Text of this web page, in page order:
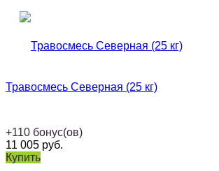
Травосмесь Северная (25 кг)
+110 бонус(ов)
11 005 руб.
Купить